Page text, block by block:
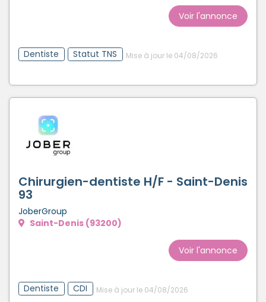
Voir l'annonce
Dentiste Statut TNS Mise à jour le 04/08/2026
Chirurgien-dentiste H/F - Saint-Denis
93
JoberGroup
Saint-Denis (93200)
Voir l'annonce
Dentiste CDI Mise à jour le 04/08/2026